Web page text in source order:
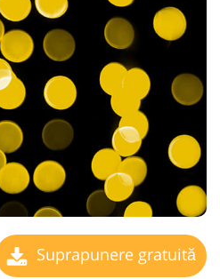
Suprapunere gratuită